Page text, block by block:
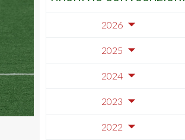
2026
2025
2024
2023
2022